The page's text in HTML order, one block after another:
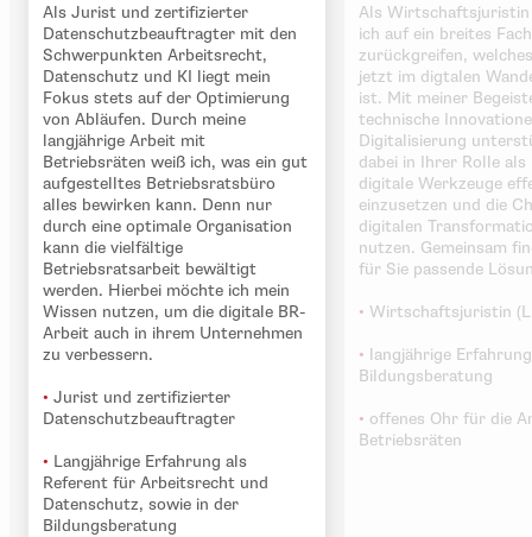
Als Jurist und zertifizierter
Datenschutzbeauftragter mit den
Schwerpunkten Arbeitsrecht,
Datenschutz und KI liegt mein
Fokus stets auf der Optimierung
von Abläufen. Durch meine
langjährige Arbeit mit
Betriebsräten weiß ich, was ein gut
aufgestelltes Betriebsratsbüro
alles bewirken kann. Denn nur
durch eine optimale Organisation
kann die vielfältige
Betriebsratsarbeit bewältigt
werden. Hierbei möchte ich mein
Wissen nutzen, um die digitale BR-
Arbeit auch in ihrem Unternehmen
zu verbessern.
• Jurist und zertifizierter
Datenschutzbeauftragter
• Langjährige Erfahrung als
Referent für Arbeitsrecht und
Datenschutz, sowie in der
Bildungsberatung
Als Wirtschaftsjuristin
ich auf ein breites
zurückgreifen,
jetzt im digtalen
ist. Mit meiner
technische
Digitalisierung
dabei in Ihrer Rolle
digitale Werkzeuge
einzusetzen und die
digitalen
nutzen. Gemeinsam
für Sie passende
• Wirtschaftsjuristin
• langjährige
Bildungsberatung
• offenes Ohr für die
Betriebsräten